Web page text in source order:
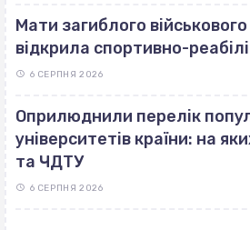
Мати загиблого
відкрила спортивно-
6 СЕРПНЯ 2026
Оприлюднили перелік
університетів країни: на
та ЧДТУ
6 СЕРПНЯ 2026